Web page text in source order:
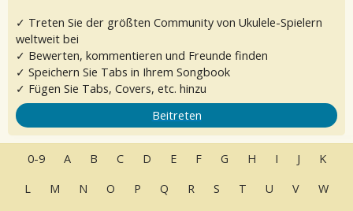
✓ Treten Sie der größten Community von Ukulele-Spielern
weltweit bei
✓ Bewerten, kommentieren und Freunde finden
✓ Speichern Sie Tabs in Ihrem Songbook
✓ Fügen Sie Tabs, Covers, etc. hinzu
Beitreten
0-9 A B C D E F G H I J
K
L
M N O P Q R S T U V
W